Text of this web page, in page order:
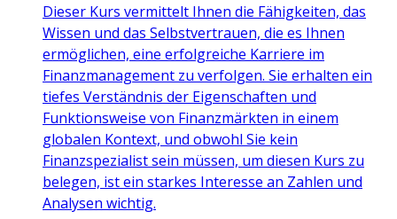
Dieser Kurs vermittelt Ihnen die Fähigkeiten, das
Wissen und das Selbstvertrauen, die es Ihnen
ermöglichen, eine erfolgreiche Karriere im
Finanzmanagement zu verfolgen. Sie erhalten ein
tiefes Verständnis der Eigenschaften und
Funktionsweise von Finanzmärkten in einem
globalen Kontext, und obwohl Sie kein
Finanzspezialist sein müssen, um diesen Kurs zu
belegen, ist ein starkes Interesse an Zahlen und
Analysen wichtig.